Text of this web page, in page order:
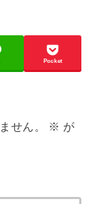
Pocket
せん。 ※ が